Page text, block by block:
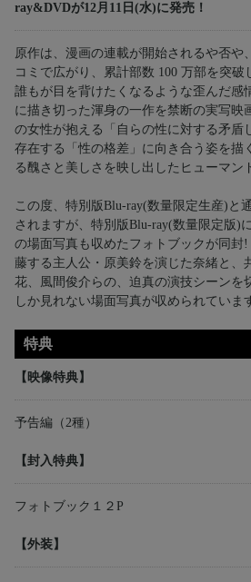
ray&DVDが12月11日(水)に発売！
原作は、漫画の連載が開始されるや否や
コミで広がり、累計部数 100 万部を突破
誰もが目を背けたくなるような歪んだ感
に描き切った渾身の一作を禁断の実写映
の女性が抱える「自らの性に対する矛盾
存在する「性の格差」に向き合う姿を描
る醜さと美しさを映し出したヒューマン
この度、特別版Blu-ray(数量限定生産)と
されますが、特別版Blu-ray(数量限定版)
の場面写真も収めたフォトブックが同封
藤する主人公・原美鈴を演じた奈緒と、
花、風間俊介らの、迫真の演技シーンを
しか見れない場面写真が収められていま
特典
【映像特典】
予告編（2種）
【封入特典】
フォトブック１２P
【外装】